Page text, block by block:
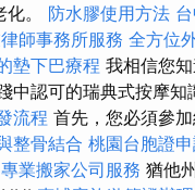
。 防水膠使用方法
師事務所服務 全方位
墊下巴療程 我相信您
中認可的瑞典式按摩知
流程 首先，您必須參
整骨結合 桃園台胞證
專業搬家公司服務 猶他